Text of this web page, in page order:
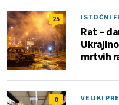
25 ISTOČNI
Rat –
mrtvih
0 VELIKI